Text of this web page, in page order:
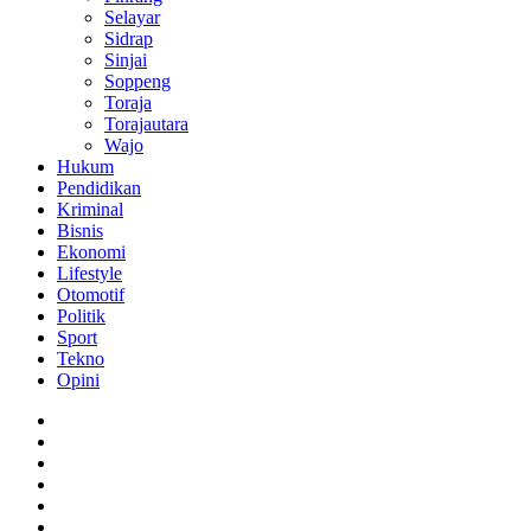
Selayar
Sidrap
Sinjai
Soppeng
Toraja
Torajautara
Wajo
Hukum
Pendidikan
Kriminal
Bisnis
Ekonomi
Lifestyle
Otomotif
Politik
Sport
Tekno
Opini